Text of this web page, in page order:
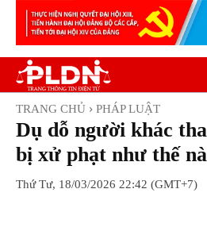
TRANG CHỦ PHÁP LUẬT
Dụ dỗ người khác
bị xử phạt như thế
Thứ Tư, 18/03/2026 22:42 (GMT+7)